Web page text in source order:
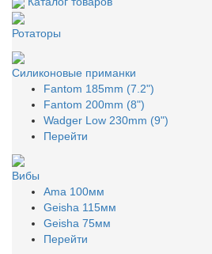
Ротаторы
Силиконовые приманки
Fantom 185mm (7.2")
Fantom 200mm (8")
Wadger Low 230mm (9")
Перейти
Вибы
Ama 100мм
Geisha 115мм
Geisha 75мм
Перейти